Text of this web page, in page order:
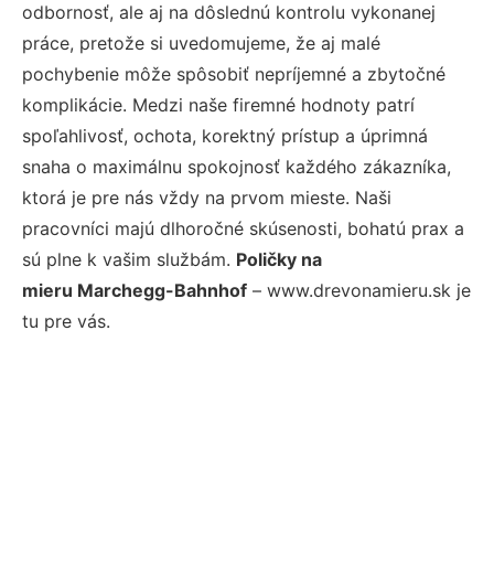
odbornosť, ale aj na dôslednú kontrolu vykonanej
práce, pretože si uvedomujeme, že aj malé
pochybenie môže spôsobiť nepríjemné a zbytočné
komplikácie. Medzi naše firemné hodnoty patrí
spoľahlivosť, ochota, korektný prístup a úprimná
snaha o maximálnu spokojnosť každého zákazníka,
ktorá je pre nás vždy na prvom mieste. Naši
pracovníci majú dlhoročné skúsenosti, bohatú prax a
sú plne k vašim službám. Poličky na
mieru Marchegg-Bahnhof – www.drevonamieru.sk je
tu pre vás.